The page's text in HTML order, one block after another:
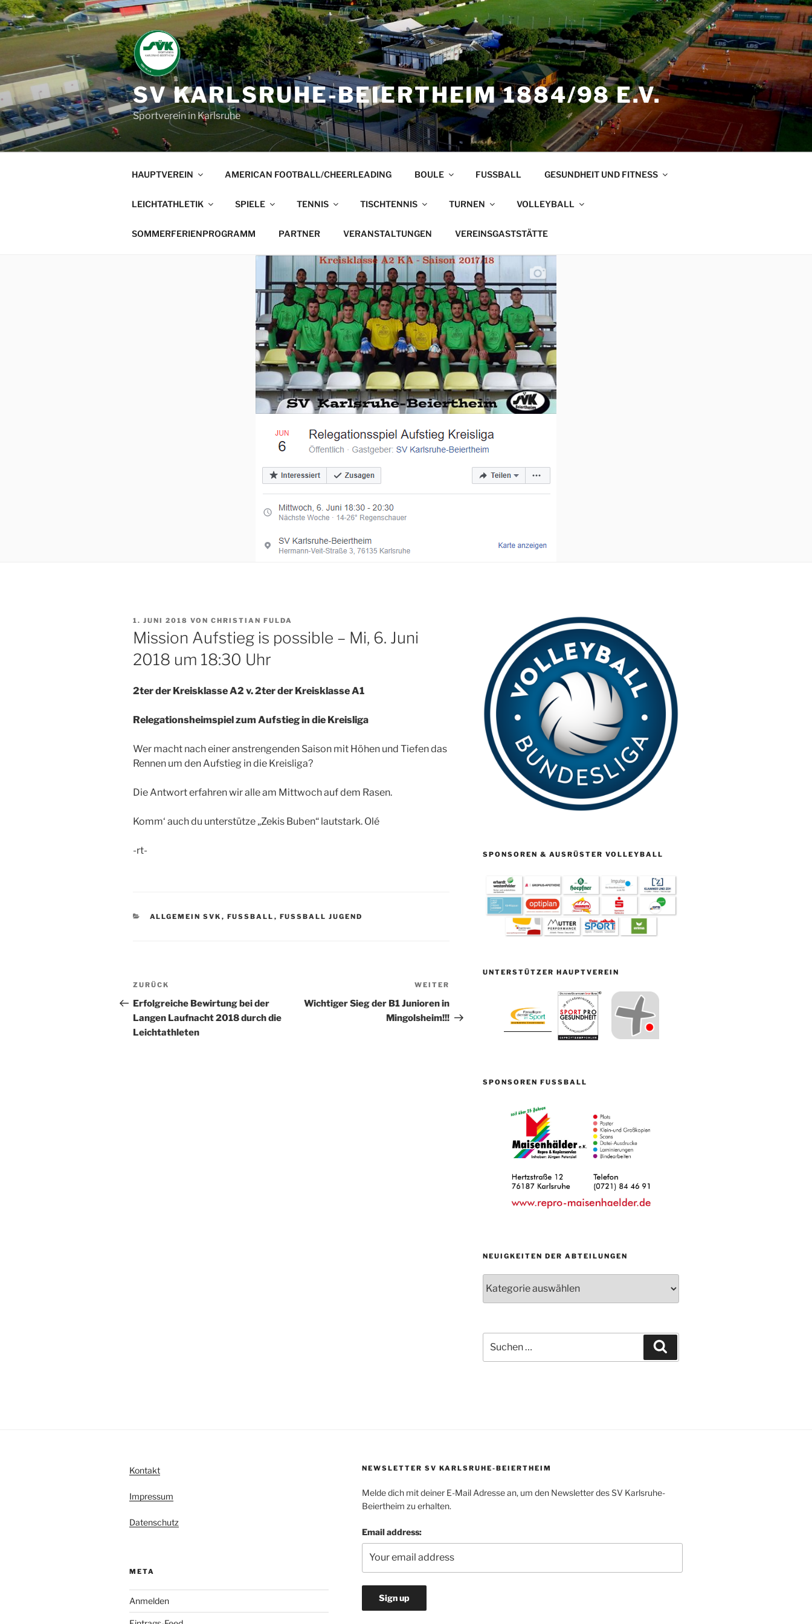
Zum
Inhalt
springen
SV KARLSRUHE-BEIERTHEIM 1884/98 E.V.
Sportverein in Karlsruhe
HAUPTVEREIN AMERICAN FOOTBALL/CHEERLEADING BOULE FUSSBALL GESUNDHEIT UND FITNESS
LEICHTATHLETIK SPIELE TENNIS TISCHTENNIS TURNEN VOLLEYBALL
SOMMERFERIENPROGRAMM PARTNER VERANSTALTUNGEN VEREINSGASTSTÄTTE
VERÖFFENTLICHT
AM
1. JUNI 2018 VON CHRISTIAN FULDA
Mission Aufstieg is possible – Mi, 6. Juni
2018 um 18:30 Uhr
2ter der Kreisklasse A2 v. 2ter der Kreisklasse A1
Relegationsheimspiel zum Aufstieg in die Kreisliga
Wer macht nach einer anstrengenden Saison mit Höhen und Tiefen das
Rennen um den Aufstieg in die Kreisliga?
Die Antwort erfahren wir alle am Mittwoch auf dem Rasen.
Komm‘ auch du unterstütze „Zekis Buben“ lautstark. Olé
-rt-
KATEGORIEN
ALLGEMEIN SVK , FUSSBALL , FUSSBALL JUGEND
Beitragsnavigation
Vorheriger
Beitrag
ZURÜCK
Erfolgreiche Bewirtung bei der
Langen Laufnacht 2018 durch die
Leichtathleten
Beitrag
WEITER
Wichtiger Sieg der B1 Junioren in
Mingolsheim!!!
SPONSOREN & AUSRÜSTER VOLLEYBALL
UNTERSTÜTZER HAUPTVEREIN
SPONSOREN FUSSBALL
NEUIGKEITEN DER ABTEILUNGEN
der
Abteilungen
nach:
Kontakt
Impressum
Datenschutz
META
Anmelden
NEWSLETTER SV KARLSRUHE-BEIERTHEIM
Melde dich mit deiner E-Mail Adresse an, um den Newsletter des SV Karlsruhe-
Beiertheim zu erhalten.
Email address: